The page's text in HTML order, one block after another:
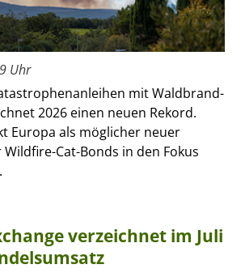
Uhr
mit Waldbrand-
2026 einen neuen Rekord.
Europa als möglicher neuer
Cat-Bonds in den Fokus
verzeichnet im Juli